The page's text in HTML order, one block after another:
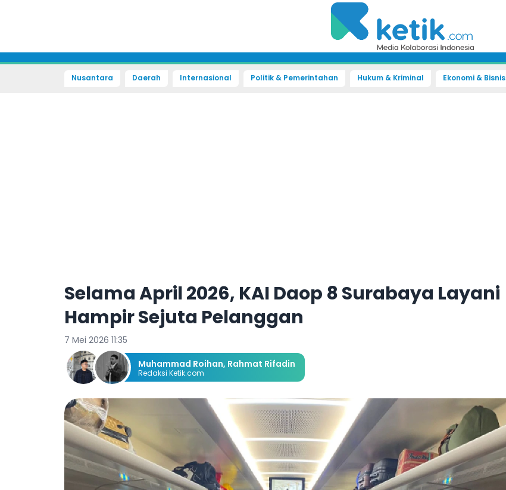
Nusantara Daerah Internasional Politik & Pemerintahan Hukum & Kriminal Ekonomi & Bisnis
Selama April 2026, KAI Daop 8 Surabaya Layani
Hampir Sejuta Pelanggan
7 Mei 2026 11:35
Muhammad Roihan, Rahmat Rifadin
Redaksi Ketik.com